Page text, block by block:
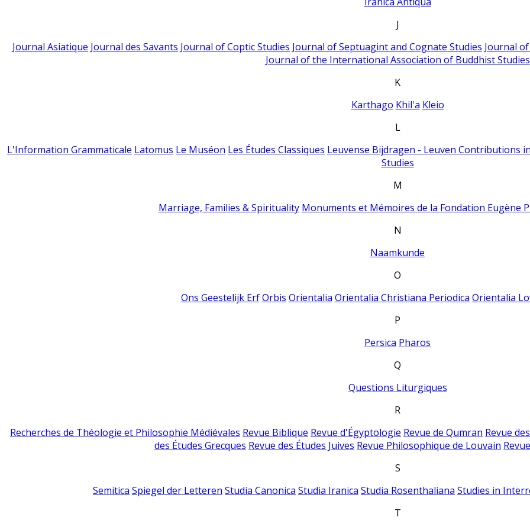
J
Journal Asiatique Journal des Savants Journal of Coptic Studies Journal of Septuagint and Cognate Studies Journal
Journal of the International Association of Buddhist Studies
K
Karthago Khil'a Kleio
L
L'Information Grammaticale Latomus Le Muséon Les Études Classiques Leuvense Bijdragen - Leuven Contributions
Studies
M
Marriage, Families & Spirituality Monuments et Mémoires de la Fondation Eugène
N
Naamkunde
O
Ons Geestelijk Erf Orbis Orientalia Orientalia Christiana Periodica Orientalia
P
Persica Pharos
Q
Questions Liturgiques
R
Recherches de Théologie et Philosophie Médiévales Revue Biblique Revue d'Égyptologie Revue de Qumran Revue
des Études Grecques Revue des Études Juives Revue Philosophique de Louvain
S
Semitica Spiegel der Letteren Studia Canonica Studia Iranica Studia Rosenthaliana Studies in
T